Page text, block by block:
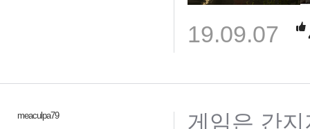
19.09.07
meaculpa79 게임은 간지